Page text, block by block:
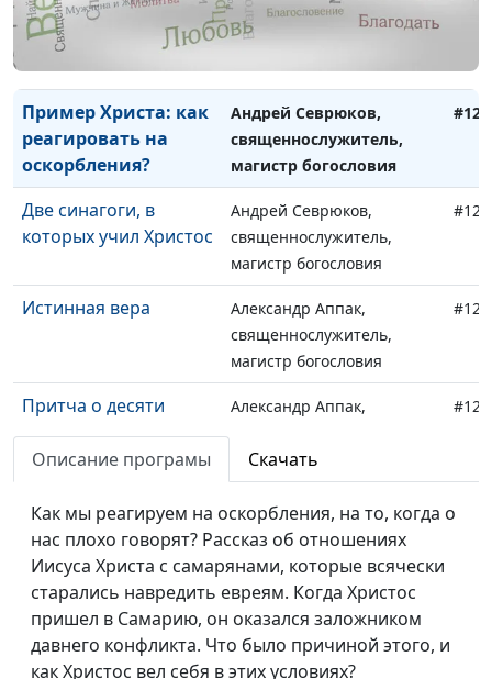
Как войти в Царство
Небесное?
Андрей Севрюков,
священнослужитель,
магистр богословия
Пример Христа: как
реагировать на
оскорбления?
Андрей Севрюков,
священнослужитель,
магистр богословия
#123
Две синагоги, в
которых учил Христос
Андрей Севрюков,
священнослужитель,
магистр богословия
#122
Истинная вера
Александр Аппак,
священнослужитель,
магистр богословия
#121
Притча о десяти
девах: как быть в
свете Божьем
Александр Аппак,
магистр богословия
#120
Прошлое о
настоящем
Александр Аппак,
священнослужитель,
Быть записанным в
книгу жизни
Александр Аппак,
священнослужитель,
магистр богословия
Описание програмы Скачать
Как мы реагируем на оскорбления, на то, когда о
нас плохо говорят? Рассказ об отношениях
Иисуса Христа с самарянами, которые всячески
старались навредить евреям. Когда Христос
пришел в Самарию, он оказался заложником
давнего конфликта. Что было причиной этого, и
как Христос вел себя в этих условиях?